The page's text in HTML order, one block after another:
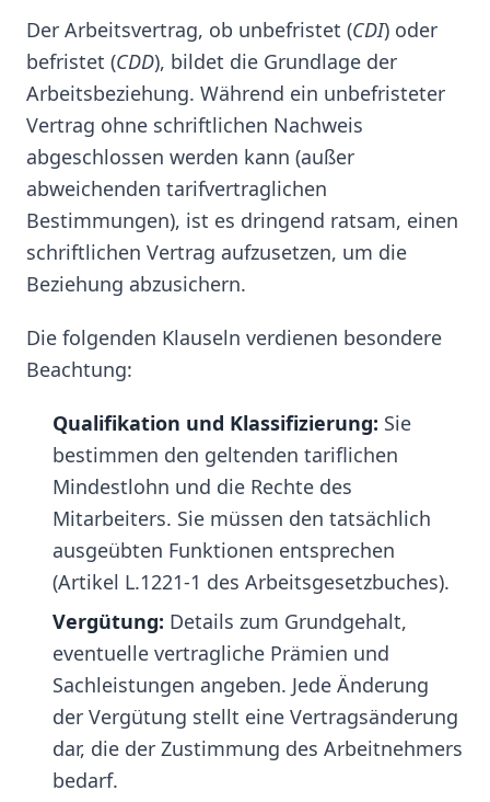
Der Arbeitsvertrag, ob unbefristet (CDI) oder
befristet (CDD), bildet die Grundlage der
Arbeitsbeziehung. Während ein unbefristeter
Vertrag ohne schriftlichen Nachweis
abgeschlossen werden kann (außer
abweichenden tarifvertraglichen
Bestimmungen), ist es dringend ratsam, einen
schriftlichen Vertrag aufzusetzen, um die
Beziehung abzusichern.
Die folgenden Klauseln verdienen besondere
Beachtung:
Qualifikation und Klassifizierung: Sie
bestimmen den geltenden tariflichen
Mindestlohn und die Rechte des
Mitarbeiters. Sie müssen den tatsächlich
ausgeübten Funktionen entsprechen
(Artikel L.1221-1 des Arbeitsgesetzbuches).
Vergütung: Details zum Grundgehalt,
eventuelle vertragliche Prämien und
Sachleistungen angeben. Jede Änderung
der Vergütung stellt eine Vertragsänderung
dar, die der Zustimmung des Arbeitnehmers
bedarf.